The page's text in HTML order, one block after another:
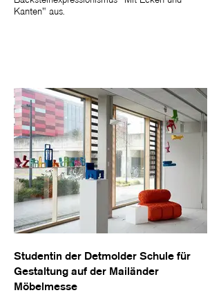
Kanten" aus.
Studentin der Detmolder Schule für
Gestaltung auf der Mailänder
Möbelmesse